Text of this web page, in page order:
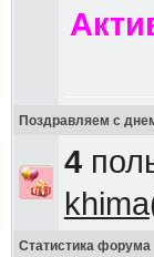
Поздравляем с
4
khima
Статистика форума